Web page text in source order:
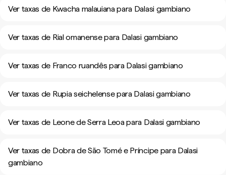
Ver taxas de Kwacha malauiana para Dalasi gambiano
Ver taxas de Rial omanense para Dalasi gambiano
Ver taxas de Franco ruandês para Dalasi gambiano
Ver taxas de Rupia seichelense para Dalasi gambiano
Ver taxas de Leone de Serra Leoa para Dalasi gambiano
Ver taxas de Dobra de São Tomé e Príncipe para Dalasi
gambiano